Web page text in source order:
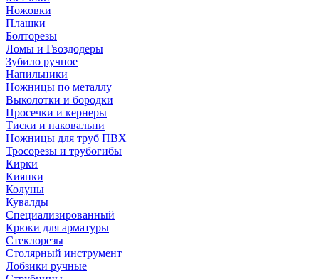
Ножовки
Плашки
Болторезы
Ломы и Гвоздодеры
Зубило ручное
Напильники
Ножницы по металлу
Выколотки и бородки
Просечки и кернеры
Тиски и наковальни
Ножницы для труб ПВХ
Тросорезы и трубогибы
Кирки
Киянки
Колуны
Кувалды
Специализированный
Крюки для арматуры
Стеклорезы
Столярный инструмент
Лобзики ручные